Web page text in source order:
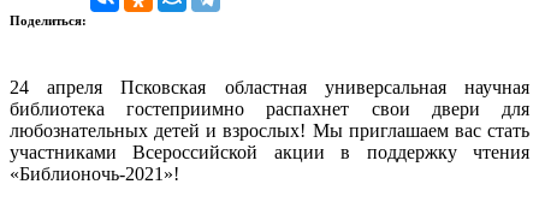
Поделиться:
24 апреля Псковская областная универсальная научная
библиотека гостеприимно распахнет свои двери для
любознательных детей и взрослых! Мы приглашаем вас стать
участниками Всероссийской акции в поддержку чтения
«Библионочь-2021»!